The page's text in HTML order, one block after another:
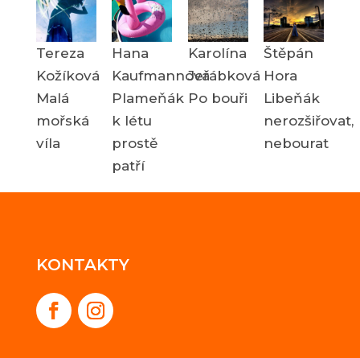
Tereza
Kožíková
Malá
mořská
víla
Hana
Kaufmannová
Plameňák
k létu
prostě
patří
Karolína
Jeřábková
Po bouři
Štěpán
Hora
Libeňák
nerozšiřovat,
nebourat
KONTAKTY